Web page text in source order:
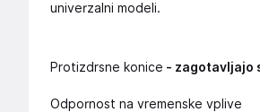
univerzalni modeli.
Protizdrsne konice - zagotavljajo
Odpornost na vremenske vplive